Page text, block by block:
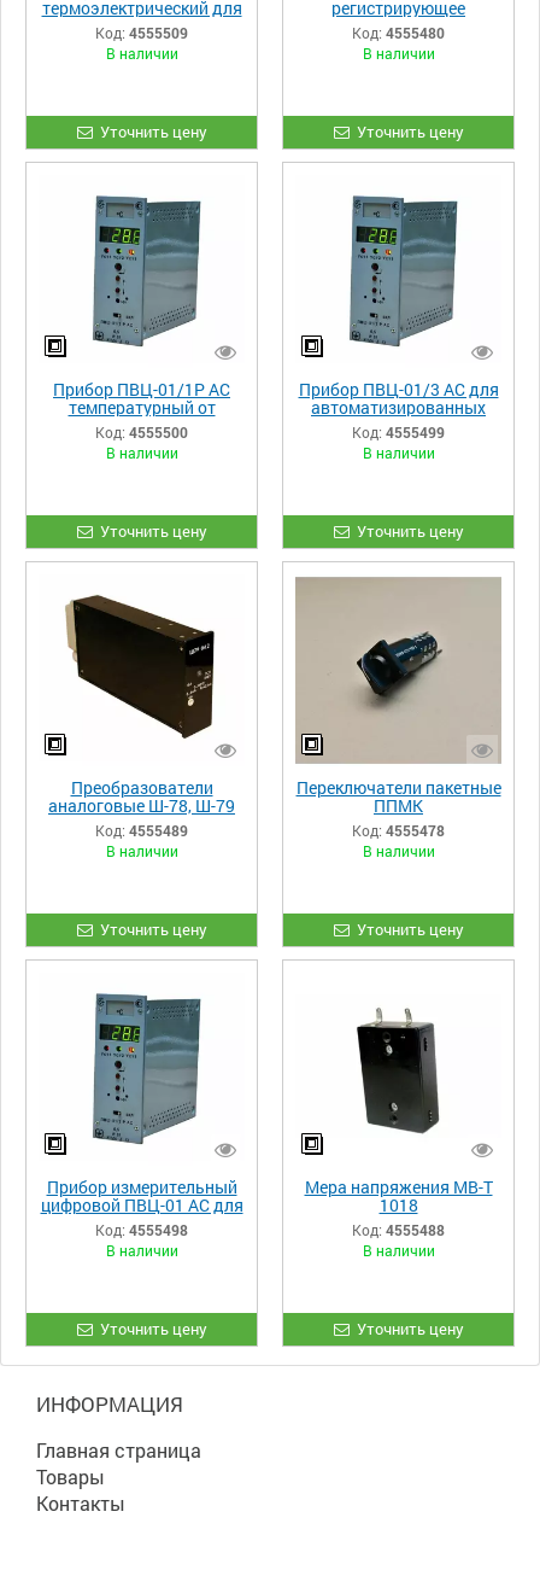
термоэлектрический для
атомных электростанций
Код: 4555509
В наличии
Уточнить цену
регистрирующее
цифровое
многоканальное
РПЦ-02/(4,6,8,12,16) АС
Код: 4555480
В наличии
Уточнить цену
Прибор ПВЦ-01/1Р АС
температурный от
производителя
Код: 4555500
В наличии
Уточнить цену
Прибор ПВЦ-01/3 АС для
автоматизированных
системах управления
технологическими
процессами
Код: 4555499
В наличии
Уточнить цену
Преобразователи
аналоговые Ш-78, Ш-79
Код: 4555489
В наличии
Уточнить цену
Переключатели пакетные
ППМК
Код: 4555478
В наличии
Уточнить цену
Прибор измерительный
цифровой ПВЦ-01 АС для
АСУ ТП
Код: 4555498
В наличии
Уточнить цену
Мера напряжения МВ-Т
1018
Код: 4555488
В наличии
Уточнить цену
ИНФОРМАЦИЯ
Главная страница
Товары
Контакты